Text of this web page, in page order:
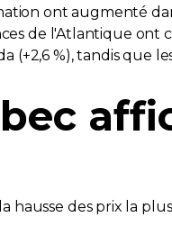
ont augmenté
de l'Atlantique ont
(+2,6 %), tandis que